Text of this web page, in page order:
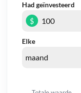
Had geïnvesteerd
Elke
$